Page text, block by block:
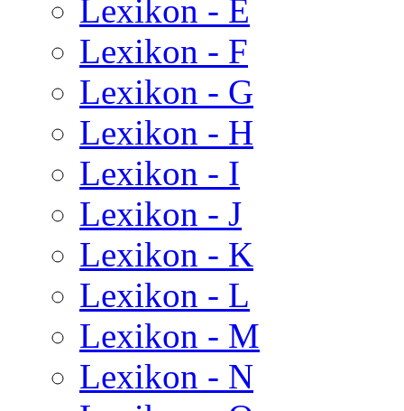
Lexikon - E
Lexikon - F
Lexikon - G
Lexikon - H
Lexikon - I
Lexikon - J
Lexikon - K
Lexikon - L
Lexikon - M
Lexikon - N